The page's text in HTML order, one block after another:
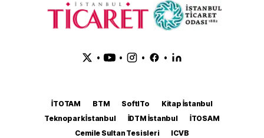
• • • •
İTOTAM BTM SoftITo
Kitap İstanbul
Teknopark İstanbul
İDTM İstanbul
İTOSAM
Cemile Sultan Tesisleri
ICVB